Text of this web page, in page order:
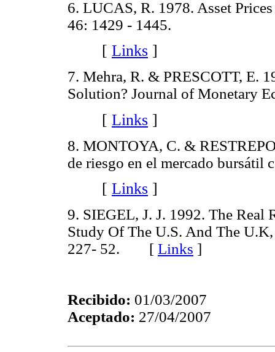
6. LUCAS, R. 1978. Asset
46: 1429 - 1445.
[ Links ]
7. Mehra, R. & PRESCOTT, E.
Solution? Journal of Monetary
[ Links ]
8. MONTOYA, C. &
de riesgo en el mercado bursátil
[ Links ]
9. SIEGEL, J. J. 1992. The Real
Study Of The U.S. And The
227- 52. [ Links ]
Recibido: 01/03/2007
Aceptado: 27/04/2007